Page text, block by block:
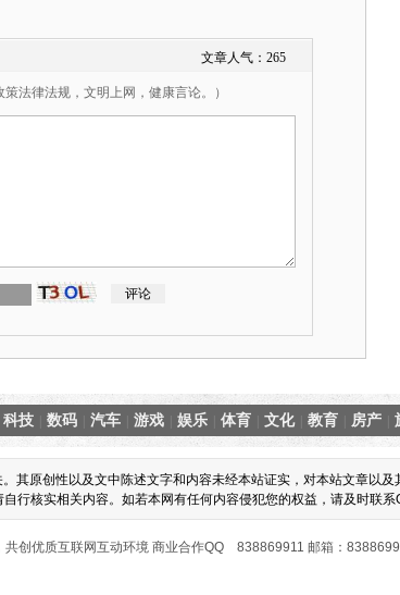
文章人气： 265
法律法规，文明上网，健康言论。）
科技 数码 汽车 游戏 娱乐 体育 文化 教育 房产
其原创性以及文中陈述文字和内容未经本站证实，对本站文章以
行核实相关内容。如若本网有任何内容侵犯您的权益，请及时联
共创优质互联网互动环境 商业合作QQ 838869911 邮箱：